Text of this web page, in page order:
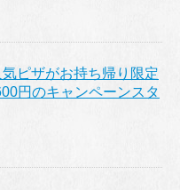
ピザがお持ち帰り限定
円のキャンペーンスタ